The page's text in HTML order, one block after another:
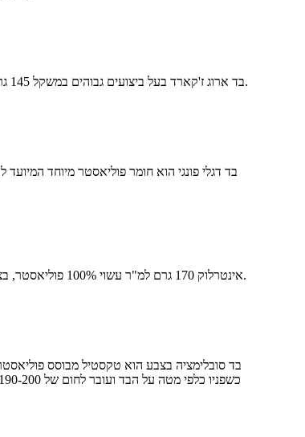
בד ארוג ז'קארד בעל ביצועים גבוהים במשקל 145 גרם למ"ר, המיועד להדפסה באמצעות סובלימציה. פותח עבור חולצות רכיבה על אופניים וחולצות כדורגל, ומציע מבנה, אווריריות והדפסה חדה ותוססת.
בד דגלי פונגי הוא חומר פוליאסטר מיוחד
בד Dry Fit אינטרלוק 170 גרם למ"ר עשוי 100% פוליאסטר, בצבע לבן בוהק. עוצב להדפסה דיגיטלית סובלימציה באיכות גבוהה ומושלם ליצירת מכנסי ספורט ובגדי ספורט קצרים עם ניהול לחות מעולה.
בד סובלימציה בצבע הוא טקסטיל מבוסס